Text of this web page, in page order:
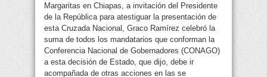
Margaritas en Chiapas, a invitación del Presidente
de la República para atestiguar la presentación de
esta Cruzada Nacional, Graco Ramírez celebró la
suma de todos los mandatarios que conforman la
Conferencia Nacional de Gobernadores (CONAGO)
a esta decisión de Estado, que dijo, debe ir
acompañada de otras acciones en las se